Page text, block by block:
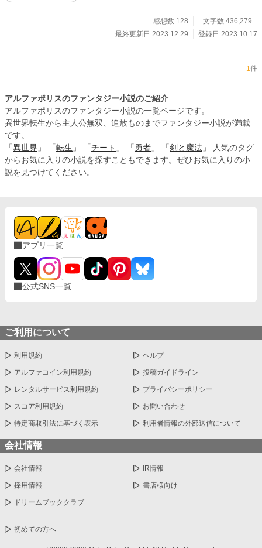
感想数 128
文字数 436,279
最終更新日 2023.12.29
登録日 2023.10.17
1件
アルファポリスのファンタジー小説のご紹介
アルファポリスのファンタジー小説の一覧ページです。
異世界転生から主人公無双、追放ものまでファンタジー小説が満載
です。
「 異世界 」 「 転生 」 「 チート 」 「 勇者 」 「 剣と魔法 」 人気のタグ
からお気に入りの小説を探すこともできます。ぜひお気に入りの小
説を見つけてください。
アプリ一覧
公式SNS一覧
ご利用について
利用規約 ヘルプ
アルファコイン利用規約 投稿ガイドライン
レンタルサービス利用規約 プライバシーポリシー
スコア利用規約 お問い合わせ
特定商取引法に基づく表示 利用者情報の外部送信について
会社情報
会社情報 IR情報
採用情報 書店様向け
ドリームブッククラブ
初めての方へ